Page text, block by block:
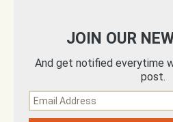
JOIN OUR
And get notified everytime
post.